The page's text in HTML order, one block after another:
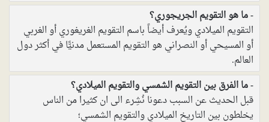
ما هو التقويم الجريجوري؟
التقويم الميلادي ويُعرف أيضاً باسم التقويم الغريغوري أو الغربي
أو المسيحي أو النصراني هو التقويم المستعمل مدنيًّا في أكثر دول
العالم.
ما الفرق بين التقويم الشمسي والتقويم الميلادي؟
قبل الحديث عن السبب دعونا نُشِرء الى ان كثيرا من الناس
يخلطون بين التاريخ الميلادي والتقويم الشمسي؛